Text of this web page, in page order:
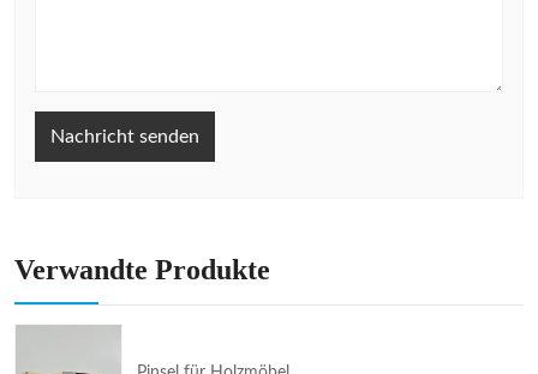
Nachricht senden
Verwandte Produkte